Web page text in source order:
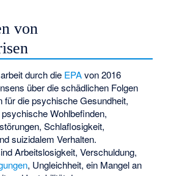
von
durch die EPAvon 2016
über die schädlichen Folgen
für die psychische Gesundheit,
Wohlbefinden,
Schlaflosigkeit,
suizidalem Verhalten.
Arbeitslosigkeit, Verschuldung,
, Ungleichheit, ein Mangel an